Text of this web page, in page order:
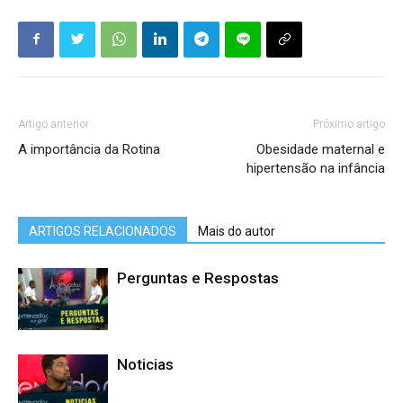
Artigo anterior
A importância da Rotina
Próximo artigo
Obesidade maternal e
hipertensão na infância
ARTIGOS RELACIONADOS Mais do autor
Perguntas e Respostas
Noticias